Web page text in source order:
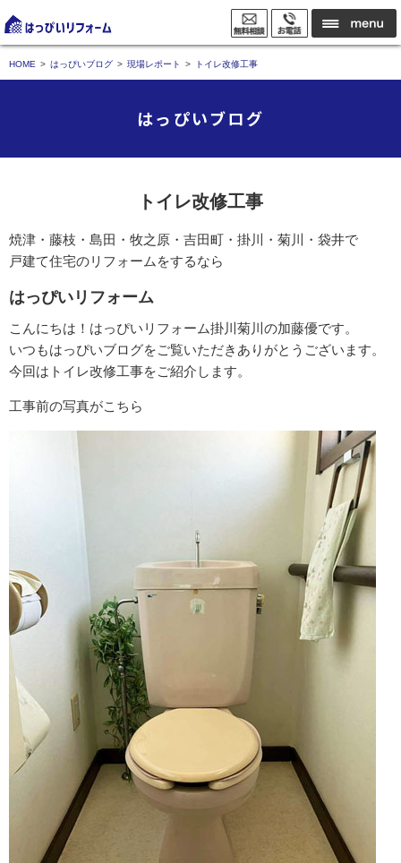
HOME はっぴいブログ 現場レポート トイレ改修工事
はっぴいブログ
トイレ改修工事
焼津・藤枝・島田・牧之原・吉田町・掛川・菊川・袋井で
戸建て住宅のリフォームをするなら
はっぴいリフォーム
こんにちは！はっぴいリフォーム掛川菊川の加藤優です。
いつもはっぴいブログをご覧いただきありがとうございます。
今回はトイレ改修工事をご紹介します。
工事前の写真がこちら